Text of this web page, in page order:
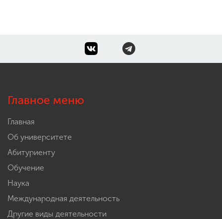
Главное меню
Главная
Об университете
Абитуриенту
Обучение
Наука
Международная деятельность
Другие виды деятельности